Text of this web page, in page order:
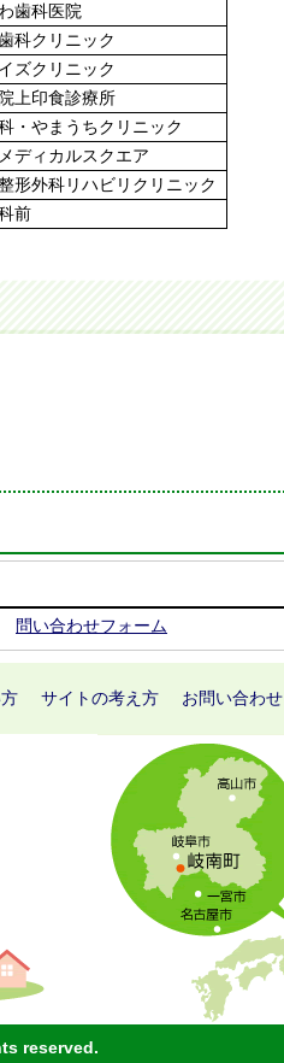
歯科医院
科クリニック
ズクリニック
上印食診療所
・やまうちクリニック
ディカルスクエア
形外科リハビリクリニック
前
問い合わせフォーム
サイトの考え方 お問い合わせ
reserved.